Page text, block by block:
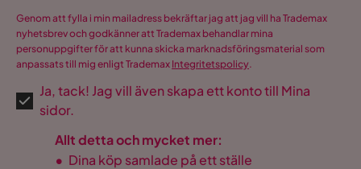
Genom att fylla i min mailadress bekräftar jag att jag vill ha Trademax
nyhetsbrev och godkänner att Trademax behandlar mina
personuppgifter för att kunna skicka marknadsföringsmaterial som
anpassats till mig enligt Trademax Integritetspolicy.
Ja, tack! Jag vill även skapa ett konto till Mina
sidor.
Allt detta och mycket mer:
• Dina köp samlade på ett ställe